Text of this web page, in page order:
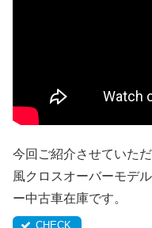
今回ご紹介させていた
風クロスオーバーモデ
ー中古車在庫です。